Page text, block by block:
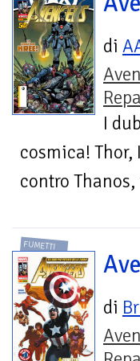
di
I
cosmica! Thor,
contro
FUMETTI
di